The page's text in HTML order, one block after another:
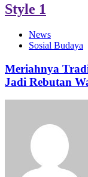
Style 1
News
Sosial Budaya
Meriahnya
Jadi Rebutan